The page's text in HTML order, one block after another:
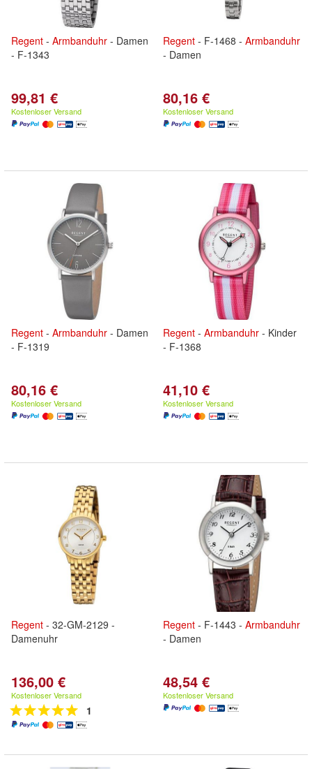
Regent - Armbanduhr - Damen
- F-1343
99,81 €
Kostenloser Versand
Regent - F-1468 - Armbanduhr
- Damen
80,16 €
Kostenloser Versand
Regent - Armbanduhr - Damen
- F-1319
80,16 €
Kostenloser Versand
Regent - Armbanduhr - Kinder
- F-1368
41,10 €
Kostenloser Versand
Regent - 32-GM-2129 -
Damenuhr
136,00 €
Kostenloser Versand
1
Regent - F-1443 - Armbanduhr
- Damen
48,54 €
Kostenloser Versand